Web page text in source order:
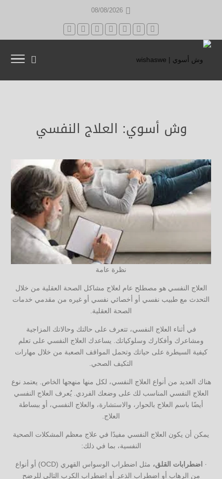
08/08/2026
وش أسوي: العلاج النفسي
نظرة عامة
العلاج النفسي هو مصطلح عام لعلاج مشاكل الصحة العقلية من خلال
التحدث مع طبيب نفسي أو أخصائي نفسي أو غيره من مقدمي خدمات
الصحة العقلية.
في أثناء العلاج النفسي، تتعرف على حالتك وحالاتك المزاجية
ومشاعرك وأفكارك وسلوكياتك. يساعدك العلاج النفسي على تعلم
كيفية السيطرة على حياتك وتحمل المواقف الصعبة من خلال مهارات
التكيف الصحي.
هناك العديد من أنواع العلاج النفسي، لكل منها منهجها الخاص. يعتمد نوع
العلاج النفسي المناسب لك على وضعك الفردي. يُعرف العلاج النفسي
أيضًا باسم العلاج بالحوار، والاستشارة، والعلاج النفسي، أو ببساطة
العلاج.
يمكن أن يكون العلاج النفسي مفيدًا في علاج معظم المشكلات الصحية
النفسية، بما في ذلك:
· اضطرابات القلق،
مثل اضطراب الوسواس القهري (OCD) أو أنواع
من الرهاب أو اضطراب الذعر أو اضطراب الكرب التالي للرضح